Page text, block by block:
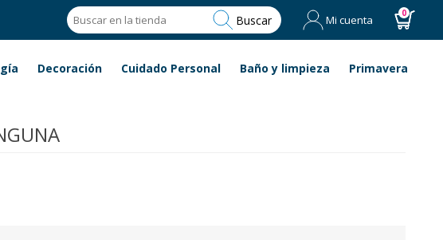
Buscar Mi cuenta 0
Decoración Cuidado Personal Baño y limpieza Primavera